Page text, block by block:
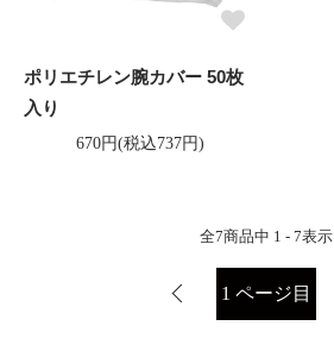
ポリエチレン腕カバー 50枚
入り
670円(税込737円)
全7商品中 1 - 7表示
1 ページ目